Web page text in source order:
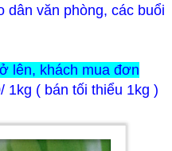
dân văn phòng, các buổi
lên, khách mua đơn
1kg ( bán tối thiểu 1kg )